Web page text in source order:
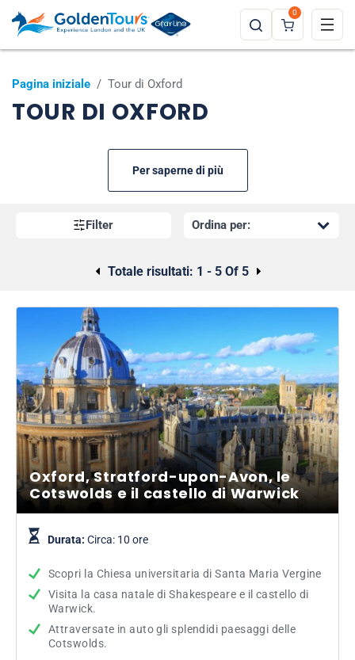
0
Pagina iniziale / Tour di Oxford
TOUR DI OXFORD
Per saperne di più
Filter
Totale risultati: 1 - 5 Of 5
Oxford, Stratford-upon-Avon, le
Cotswolds e il castello di Warwick
Durata: Circa: 10 ore
Scopri la Chiesa universitaria di Santa Maria Vergine
Visita la casa natale di Shakespeare e il castello di
Warwick.
Attraversate in auto gli splendidi paesaggi delle
Cotswolds.